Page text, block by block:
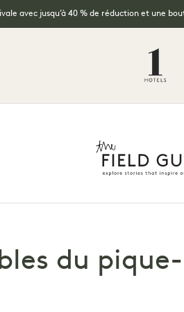
avec jusqu’à 40 % de réduction et une
du pique-